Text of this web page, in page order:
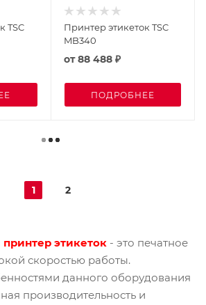
TSC
Принтер этикеток TSC
MB340
от88 488 ₽
ПОДРОБНЕЕ
1 2
этикеток - это печатное
скоростью работы.
данного оборудования
производительность и